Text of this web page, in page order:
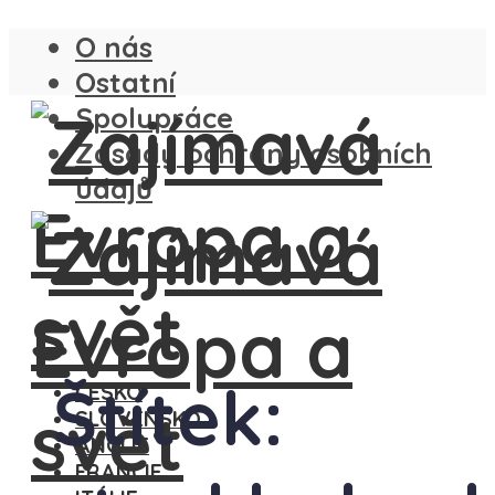
O nás
Ostatní
Spolupráce
Zásady ochrany osobních
údajů
ČESKO
SLOVENSKO
ANGLIE
FRANCIE
Štítek: